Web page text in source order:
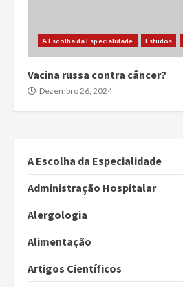
A Escolha da Especialidade Estudos
Vacina russa contra câncer?
Dezembro 26, 2024
A Escolha da Especialidade
Administração Hospitalar
Alergologia
Alimentação
Artigos Científicos